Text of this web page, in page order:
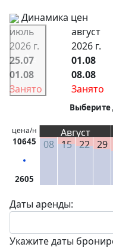
Динамика цен
июль
2026 г.
25.07
01.08
Занято
август
2026 г.
01.08
08.08
Занято
<
Выберите
цена/н
10645
2605
Август
08 15 22 29
Даты аренды:
Укажите даты